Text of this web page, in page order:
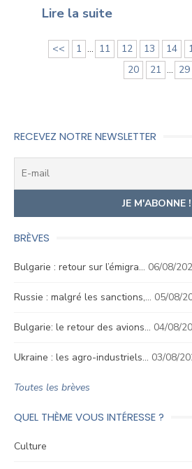
Lire la suite
<< 1 ... 11 12 13 14
20
21 ... 29
RECEVEZ NOTRE NEWSLETTER
BRÈVES
Bulgarie : retour sur l’émigra… 06/08/
Russie : malgré les sanctions,… 05/08/
Bulgarie: le retour des avions… 04/08/
Ukraine : les agro-industriels… 03/08/
Toutes les brèves
QUEL THÈME VOUS INTÉRESSE ?
Culture